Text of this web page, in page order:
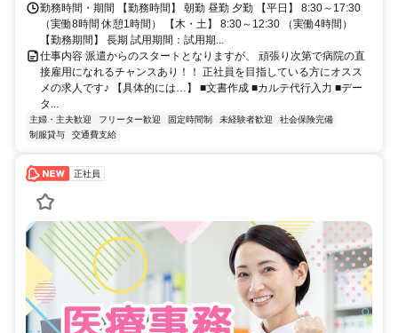
勤務時間・期間 【勤務時間】 朝勤 昼勤 夕勤 【平日】 8:30～17:30
（実働8時間 休憩1時間） 【木・土】 8:30～12:30 （実働4時間）
【勤務期間】 長期 試用期間：試用期...
仕事内容 派遣からのスタートとなりますが、 頑張り次第で病院の直
接雇用になれるチャンスあり！！ 正社員を目指している方にオスス
メの求人です♪ 【具体的には…】 ■文書作成 ■カルテ代行入力 ■デー
タ...
主婦・主夫歓迎 フリーター歓迎 固定時間制 未経験者歓迎
社会保険完備
制服貸与
交通費支給
正社員